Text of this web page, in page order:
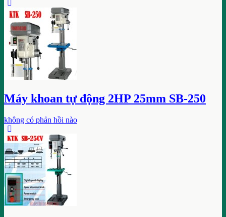
Máy khoan tự động 2HP 25mm SB-250
không có phản hồi nào